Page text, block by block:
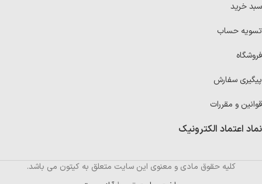
سبد خرید
تسویه حساب
فروشگاه
پیگیری سفارش
قوانین و مقررات
نماد اعتماد الکترونیک
کلیه حقوق مادی و معنوی این سایت متعلق به کیتون می باشد.